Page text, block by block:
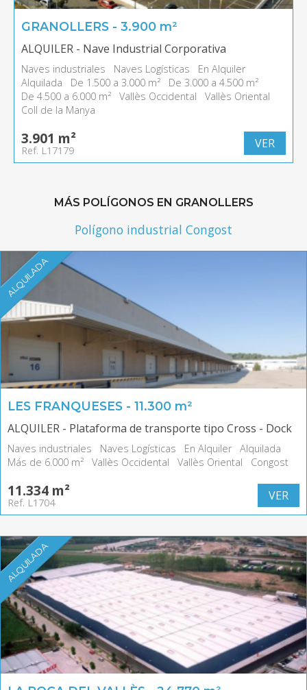
GRANOLLERS - 3.900 m²
ALQUILER - Nave Industrial Corporativa
Naves industriales Naves Logísticas
En Alquiler
Alquilada
De 1.500 a 3.000 m²
De 3.000 a 4.500 m²
De 4.500 a 6.000 m²
Vallès Occidental
Vallès Oriental
Coll de la Manya
3.901 m²
Ref. L17179 VER
MÁS POLÍGONOS EN GRANOLLERS
Polígono industrial Congost
ALQUILADA
LES FRANQUESES - 11.300 m²
ALQUILER - Plataforma de transporte tipo Cross - Dock
Naves industriales Naves Logísticas En Alquiler
Alquilada
Más de 6.000 m²
Vallès Occidental Vallès Oriental Congost
11.334 m²
Ref. L1704 VER
ALQUILADA